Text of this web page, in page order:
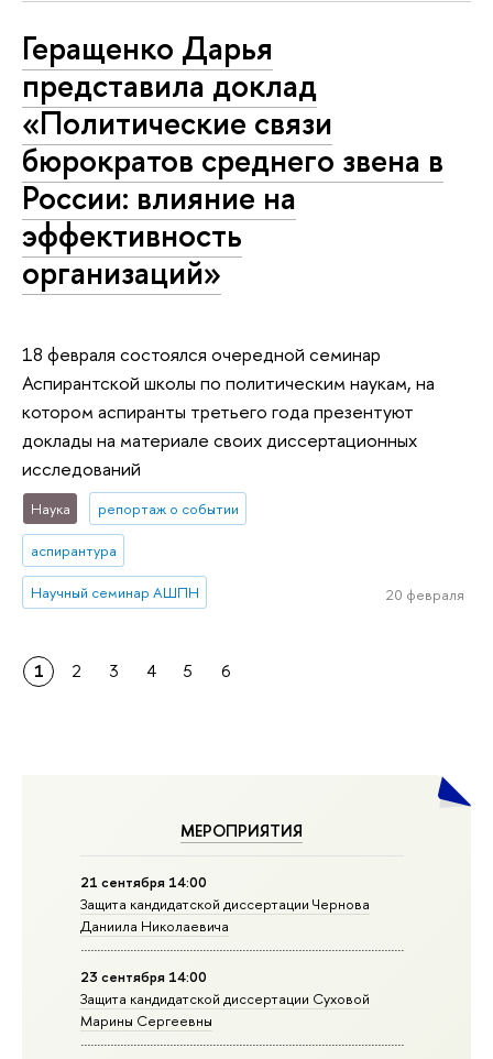
МЕРОПРИЯТИЯ
21 сентября 14:00
Защита кандидатской диссертации Чернова
Даниила Николаевича
23 сентября 14:00
Защита кандидатской диссертации Суховой
Марины Сергеевны
Геращенко Дарья
представила доклад
«Политические связи
бюрократов среднего звена в
России: влияние на
эффективность
организаций»
18 февраля состоялся очередной семинар
Аспирантской школы по политическим наукам, на
котором аспиранты третьего года презентуют
доклады на материале своих диссертационных
исследований
Наука репортаж о событии
аспирантура
Научный семинар АШПН 20 февраля
1 2 3 4 5 6